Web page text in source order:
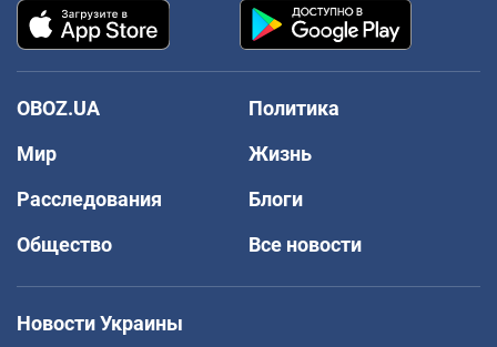
OBOZ.UA
Политика
Мир
Жизнь
Расследования
Блоги
Общество
Все новости
Новости Украины